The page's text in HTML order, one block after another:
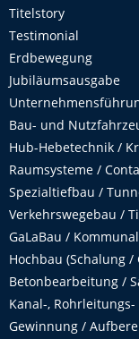
Titelstory
Testimonial
Erdbewegung
Jubiläumsausgabe
Bau- und
Hub-Hebetechnik /
Raumsysteme /
Spezialtiefbau /
Verkehrswegebau /
GaLaBau /
Hochbau (Schalung /
Betonbearbeitung /
Kanal-,
Gewinnung /